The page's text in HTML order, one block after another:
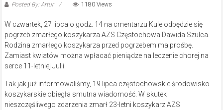
Posted By: Artur 1180 Views
W czwartek, 27 lipca o godz. 14 na cmentarzu Kule odbędzie się
pogrzeb zmarłego koszykarza AZS Częstochowa Dawida Szulca.
Rodzina zmarłego koszykarza przed pogrzebem ma prośbę.
Zamiast kwiatów można wpłacać pieniądze na leczenie chorej na
serce 11-letniej Julii.
Tak jak już informowaliśmy, 19 lipca częstochowskie środowisko
koszykarskie obiegła smutna wiadomość. W skutek
nieszczęśliwego zdarzenia zmarł 23-letni koszykarz AZS